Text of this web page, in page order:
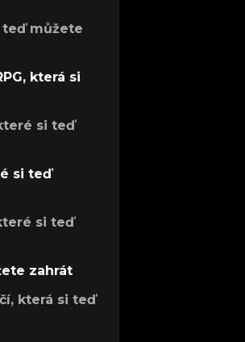
můžete
která si
si teď
si teď
si teď
zahrát
která si teď